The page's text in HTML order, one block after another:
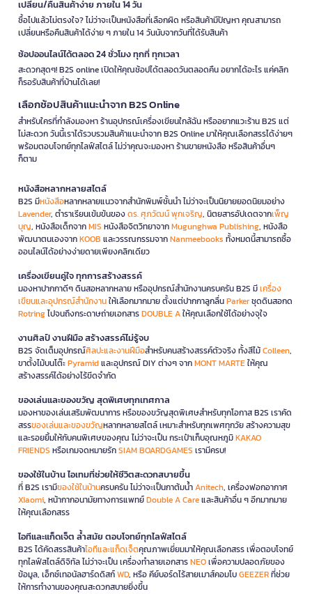
เปลี่ยน/คืนสินค้าง่าย ภายใน 14 วัน
ซื้อไปแล้วไม่ตรงใจ? ไม่ว่าจะเป็นหนังสือที่เลือกผิด หรือสินค้ามีปัญหา คุณสามารถ
เปลี่ยนหรือคืนสินค้าได้ง่าย ๆ ภายใน 14 วันนับจากวันที่ได้รับสินค้า
ช้อปออนไลน์ได้ตลอด 24 ชั่วโมง ทุกที่ ทุกเวลา
สะดวกสุดๆ! B2S online เปิดให้คุณช้อปได้ตลอดวันตลอดคืน อยากได้อะไร แค่คลิก
ก็รอรับสินค้าที่บ้านได้เลย!
เลือกช้อปสินค้าแนะนำจาก B2S Online
สำหรับใครที่กำลังมองหา ร้านอุปกรณ์เครื่องเขียนใกล้ฉัน หรืออยากแวะร้าน B2S แต่
ไม่สะดวก วันนี้เราได้รวบรวมสินค้าแนะนำจาก B2S Online มาให้คุณเลือกสรรได้ง่ายๆ
พร้อมตอบโจทย์ทุกไลฟ์สไตล์ ไม่ว่าคุณจะมองหา ร้านขายหนังสือ หรือสินค้าอื่นๆ
ก็ตาม
หนังสือหลากหลายสไตล์
B2S มีหนังสือหลากหลายแนวจากสำนักพิมพ์ชั้นนำ ไม่ว่าจะเป็นนิยายยอดนิยมอย่าง
Lavender, ตำราเรียนเข้มข้นของดร. ศุภวัฒน์ พุกเจริญ, นิตยสารอัปเดตจากเพ็ญ
บุญ, หนังสือเด็กจากMIS หนังสือจิตวิทยาจากMugunghwa Publishing, หนังสือ
พัฒนาตนเองจากKOOB และวรรณกรรมจากNanmeebooks ทั้งหมดนี้สามารถซื้อ
ออนไลน์ได้อย่างง่ายดายเพียงคลิกเดียว
เครื่องเขียนคู่ใจ ทุกการสร้างสรรค์
มองหาปากกาดีๆ ดินสอหลากหลาย หรืออุปกรณ์สำนักงานครบครัน B2S มีเครื่อง
เขียนและอุปกรณ์สำนักงานให้เลือกมากมาย ตั้งแต่ปากกาลูกลื่นParkerชุดดินสอกด
Rotringไปจนถึงกระดาษถ่ายเอกสารDOUBLE Aให้คุณเลือกใช้ได้อย่างจุใจ
งานศิลป์ งานฝีมือ สร้างสรรค์ไม่รู้จบ
B2S จัดเต็มอุปกรณ์ศิลปะและงานฝีมือสำหรับคนสร้างสรรค์ตัวจริง ทั้งสีไม้Colleen,
ขาตั้งไม้บนโต๊ะPyramidและอุปกรณ์ DIY ต่างๆ จากMONT MARTEให้คุณ
สร้างสรรค์ได้อย่างไร้ขีดจำกัด
ของเล่นและของขวัญ สุดพิเศษทุกเทศกาล
มองหาของเล่นเสริมพัฒนาการ หรือของขวัญสุดพิเศษสำหรับทุกโอกาส B2S เราคัด
สรรของเล่นและของขวัญหลากหลายสไตล์ เหมาะสำหรับทุกเพศทุกวัย สร้างความสุข
และรอยยิ้มให้กับคนพิเศษของคุณ ไม่ว่าจะเป็น กระเป๋าเก็บอุณหภูมิKAKAO
FRIENDS หรือเกมจดหมายรักSIAM BOARDGAMES เรามีครบ!
ของใช้ในบ้าน ไอเทมที่ช่วยให้ชีวิตสะดวกสบายขึ้น
ที่ B2S เรามีของใช้ในบ้านครบครัน ไม่ว่าจะเป็นกาต้มน้ำAnitech, เครื่องฟอกอากาศ
Xiaomi, หน้ากากอนามัยทางการแพทย์Double A Careและสินค้าอื่น ๆ อีกมากมาย
ให้คุณเลือกสรร
ไอทีและแก็ดเจ็ต ล้ำสมัย ตอบโจทย์ทุกไลฟ์สไตล์
B2S ได้คัดสรรสินค้าไอทีและแก็ดเจ็ตคุณภาพเยี่ยมมาให้คุณเลือกสรร เพื่อตอบโจทย์
ทุกไลฟ์สไตล์ดิจิทัล ไม่ว่าจะเป็น เครื่องทำลายเอกสารNEOเพื่อความปลอดภัยของ
ข้อมูล, เอ็กซ์เทอนัลฮาร์ดดิสก์WD, หรือ คีย์บอร์ดไร้สายเมาส์คอมโบGEEZERที่ช่วย
ให้การทำงานของคุณสะดวกสบายยิ่งขึ้น